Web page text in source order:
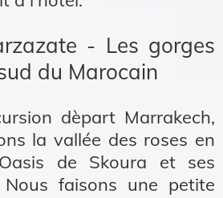
- Les gorges
du Marocain
dèpart Marrakech,
la vallée des roses en
de Skoura et ses
Nous faisons une petite